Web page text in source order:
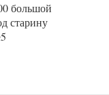
большой
старину